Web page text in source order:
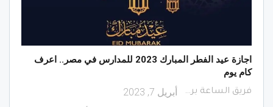
اجازة عيد الفطر المبارك 2023 للمدارس في مصر.. اعرف
كام يوم
فريق الساعة برس أبريل 7, 2023